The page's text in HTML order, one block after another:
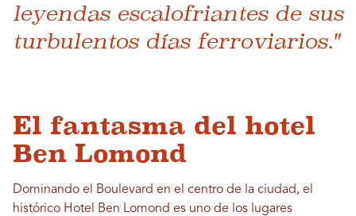
leyendas escalofriantes de sus
turbulentos días ferroviarios."
El fantasma del hotel
Ben Lomond
Dominando el Boulevard en el centro de la ciudad, el
histórico Hotel Ben Lomond es uno de los lugares